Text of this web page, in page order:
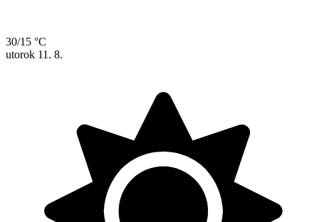
30/15 °C
utorok 11. 8.